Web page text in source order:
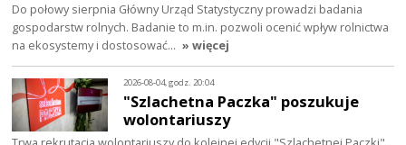
Do połowy sierpnia Główny Urząd Statystyczny prowadzi badania
gospodarstw rolnych. Badanie to m.in. pozwoli ocenić wpływ rolnictwa
na ekosystemy i dostosować… » więcej
2026-08-04, godz. 20:04
"Szlachetna Paczka" poszukuje
wolontariuszy